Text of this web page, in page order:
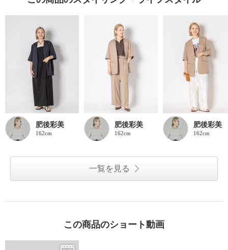
肥後彩美
162cm
肥後彩美
162cm
肥後彩美
162cm
一覧を見る
この商品のショート動画